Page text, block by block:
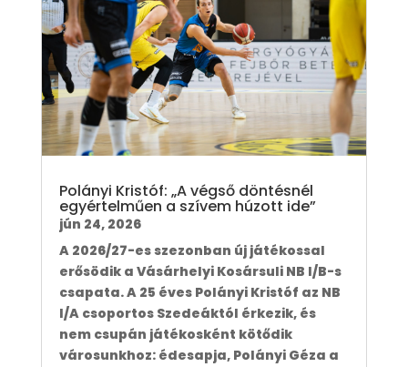
Polányi Kristóf: „A végső döntésnél
egyértelműen a szívem húzott ide”
jún 24, 2026
A 2026/27-es szezonban új játékossal
erősödik a Vásárhelyi Kosársuli NB I/B-s
csapata. A 25 éves Polányi Kristóf az NB
I/A csoportos Szedeáktól érkezik, és
nem csupán játékosként kötődik
városunkhoz: édesapja, Polányi Géza a